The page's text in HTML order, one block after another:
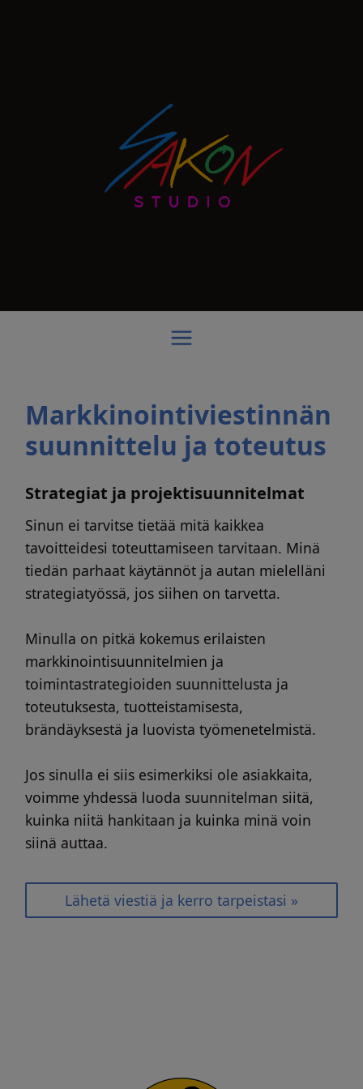
Markkinointiviestinnän
suunnittelu ja toteutus
Strategiat ja projektisuunnitelmat
Sinun ei tarvitse tietää mitä kaikkea
tavoitteidesi toteuttamiseen tarvitaan. Minä
tiedän parhaat käytännöt ja autan mielelläni
strategiatyössä, jos siihen on tarvetta.
Minulla on pitkä kokemus erilaisten
markkinointisuunnitelmien ja
toimintastrategioiden suunnittelusta ja
toteutuksesta, tuotteistamisesta,
brändäyksestä ja luovista työmenetelmistä.
Jos sinulla ei siis esimerkiksi ole asiakkaita,
voimme yhdessä luoda suunnitelman siitä,
kuinka niitä hankitaan ja kuinka minä voin
siinä auttaa.
Lähetä viestiä ja kerro tarpeistasi »